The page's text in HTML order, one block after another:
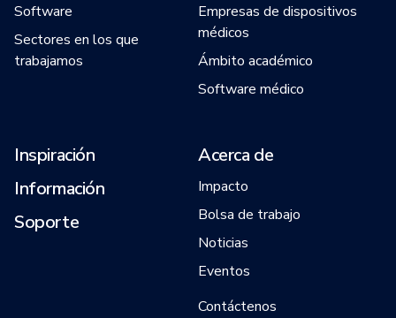
Software
Sectores en los que
trabajamos
Empresas de dispositivos
médicos
Ámbito académico
Software médico
Inspiración
Información
Soporte
Acerca de
Impacto
Bolsa de trabajo
Noticias
Eventos
Contáctenos